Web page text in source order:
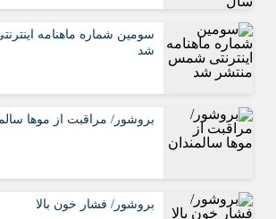
سومین شماره ماهنامه
شد
بروشور/ مراقبت از موها
بروشور/ فشار خون بالا